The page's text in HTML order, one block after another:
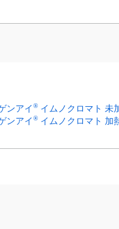
ンアイ® イムノクロマト
ンアイ® イムノクロマト 加